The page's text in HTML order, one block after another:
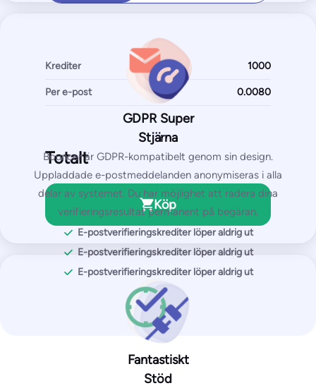
Krediter
Per e-post
Totalt
Köp
E-postverifieringskrediter löper aldrig ut
E-postverifieringskrediter löper aldrig ut
E-postverifieringskrediter löper aldrig ut
Mest populära
Pro
$250/månad
testmejl
Övervakade IP-adresser/domäner
Börja gratis
Du får med Pro-planen:
Tester av blocklistor för IP- och domäner
Test av SpamAssassin
Företag
GDPR Super
Stjärna
Bouncer är GDPR-kompatibelt genom sin design.
Uppladdade e-postmeddelanden anonymiseras i alla
delar av systemet. Du har möjlighet att radera dina
verifieringsresultat permanent på begäran.
Fantastiskt
Stöd